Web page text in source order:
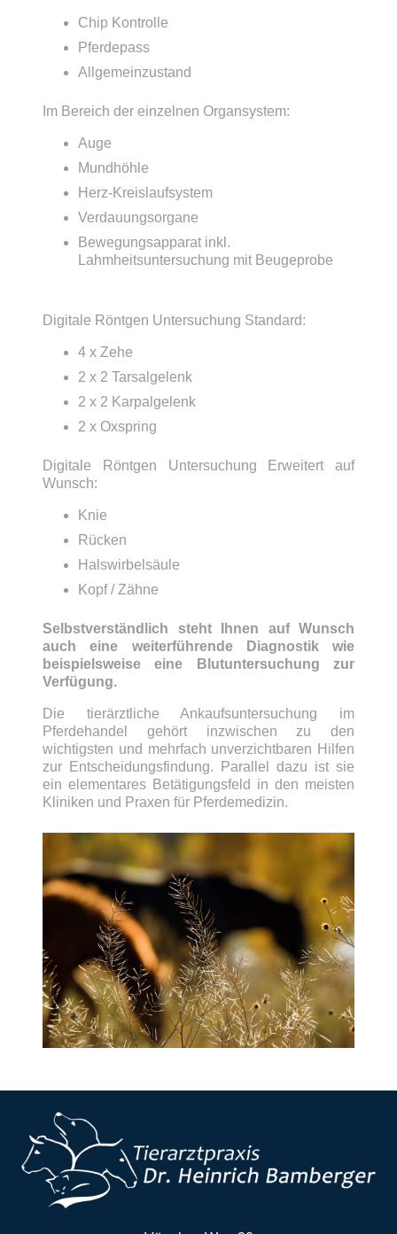
Chip Kontrolle
Pferdepass
Allgemeinzustand
Im Bereich der einzelnen Organsystem:
Auge
Mundhöhle
Herz-Kreislaufsystem
Verdauungsorgane
Bewegungsapparat inkl.
Lahmheitsuntersuchung mit Beugeprobe
Digitale Röntgen Untersuchung Standard:
4 x Zehe
2 x 2 Tarsalgelenk
2 x 2 Karpalgelenk
2 x Oxspring
Digitale Röntgen Untersuchung Erweitert auf
Wunsch:
Knie
Rücken
Halswirbelsäule
Kopf / Zähne
Selbstverständlich steht Ihnen auf Wunsch
auch eine weiterführende Diagnostik wie
beispielsweise eine Blutuntersuchung zur
Verfügung.
Die tierärztliche Ankaufsuntersuchung im
Pferdehandel gehört inzwischen zu den
wichtigsten und mehrfach unverzichtbaren Hilfen
zur Entscheidungsfindung. Parallel dazu ist sie
ein elementares Betätigungsfeld in den meisten
Kliniken und Praxen für Pferdemedizin.